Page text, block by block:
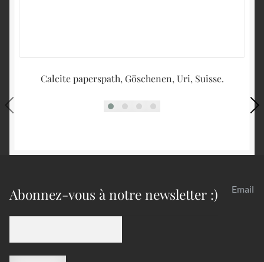
Calcite paperspath, Göschenen, Uri, Suisse.
Abonnez-vous à notre newsletter :) Email